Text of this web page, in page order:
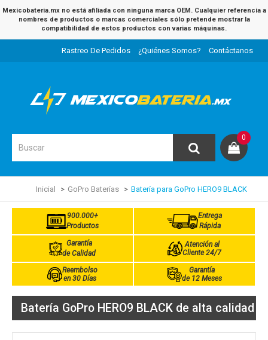
Mexicobateria.mx no está afiliada con ninguna marca OEM. Cualquier referencia a
nombres de productos o marcas comerciales sólo pretende mostrar la
compatibilidad de estos productos con varias máquinas.
Rastreo De Pedidos ¿Quiénes Somos? Contáctanos
0
Inicial GoPro Baterías Batería para GoPro HERO9 BLACK
900.000+
Productos
Entrega
Rápida
Garantía
de Calidad
Atención al
Cliente 24/7
Reembolso
en 30 Días
Garantía
de 12 Meses
Batería GoPro HERO9 BLACK de alta calidad